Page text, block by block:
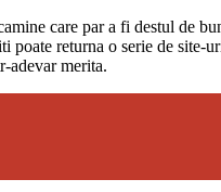
care par a fi destul de
returna o serie de site-
adevar merita.